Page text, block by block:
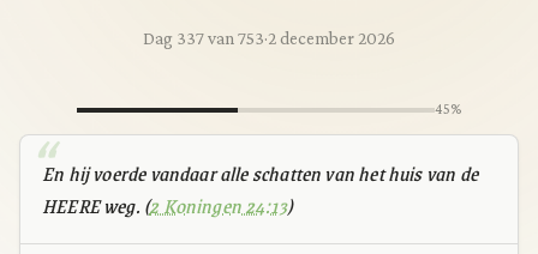
Dag 337 van 753·2 december 2026
45%
En hij voerde vandaar alle schatten van het huis van de
HEERE weg. (2 Koningen 24:13)